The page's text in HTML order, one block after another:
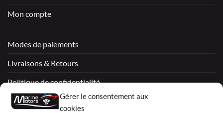
Gérer le consentement aux
cookies
Mon compte
Modes de paiements
Livraisons & Retours
Politique de confidentialité
Mentions légales